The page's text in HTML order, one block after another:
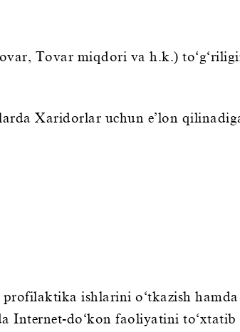
Tovar miqdori va h.k.)
Xaridorlar uchun e’lon
ishlarini o‘tkazish hamda
Internet-do‘kon faoliyatini to‘xtatib